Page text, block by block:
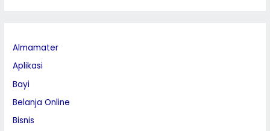
Almamater
Aplikasi
Bayi
Belanja Online
Bisnis